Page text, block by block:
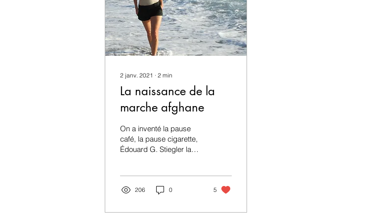
2 janv. 2021 ∙ 2 min
La naissance de la
marche afghane
On a inventé la pause
café, la pause cigarette,
Édouard G. Stiegler la
206 0 5